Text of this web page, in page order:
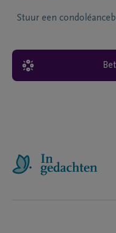
Stuur een